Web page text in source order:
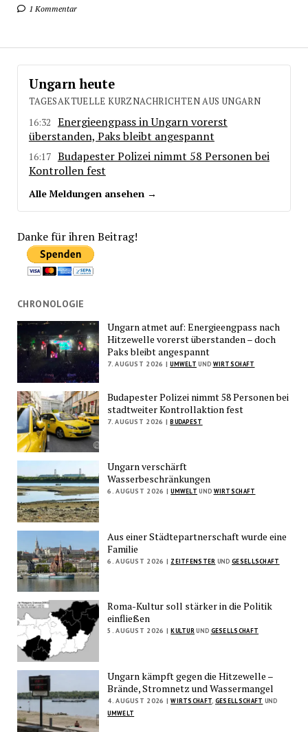
1 Kommentar
Ungarn heute
TAGESAKTUELLE KURZNACHRICHTEN AUS UNGARN
16:32
Energieengpass in Ungarn vorerst
überstanden, Paks bleibt angespannt
16:17 Budapester Polizei nimmt 58 Personen bei
Kontrollen fest
Alle Meldungen ansehen →
Danke für ihren Beitrag!
CHRONOLOGIE
Ungarn atmet auf: Energieengpass nach
Hitzewelle vorerst überstanden – doch
Paks bleibt angespannt
7. AUGUST 2026 | UMWELT UND WIRTSCHAFT
Budapester Polizei nimmt 58 Personen bei
stadtweiter Kontrollaktion fest
7. AUGUST 2026 | BUDAPEST
Ungarn verschärft
Wasserbeschränkungen
6. AUGUST 2026 | UMWELT UND WIRTSCHAFT
Aus einer Städtepartnerschaft wurde eine
Familie
6. AUGUST 2026 | ZEITFENSTER UNDGESELLSCHAFT
Roma-Kultur soll stärker in die Politik
einfließen
5. AUGUST 2026 | KULTURUND GESELLSCHAFT
Ungarn kämpft gegen die Hitzewelle –
Brände, Stromnetz und Wassermangel
4. AUGUST 2026 | WIRTSCHAFT GESELLSCHAFT UND
UMWELT